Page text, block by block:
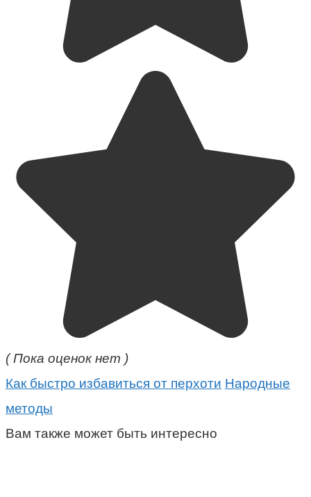
( Пока оценок нет )
Как быстро избавиться от перхоти Народные
методы
Вам также может быть интересно